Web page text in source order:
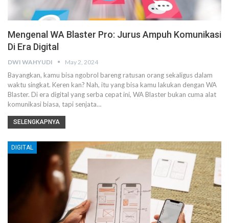
Mengenal WA Blaster Pro: Jurus Ampuh Komunikasi
Di Era Digital
DWI WAHYUDI May 2, 2024
Bayangkan, kamu bisa ngobrol bareng ratusan orang sekaligus dalam
waktu singkat. Keren kan? Nah, itu yang bisa kamu lakukan dengan WA
Blaster. Di era digital yang serba cepat ini, WA Blaster bukan cuma alat
komunikasi biasa, tapi senjata…
SELENGKAPNYA
DIGITAL